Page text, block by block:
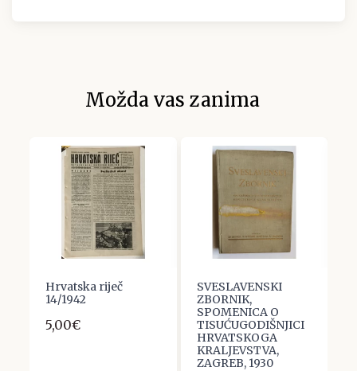
Možda vas zanima
Hrvatska riječ
14/1942
5,00€
SVESLAVENSKI
ZBORNIK,
SPOMENICA O
TISUĆUGODIŠNJICI
HRVATSKOGA
KRALJEVSTVA,
ZAGREB, 1930